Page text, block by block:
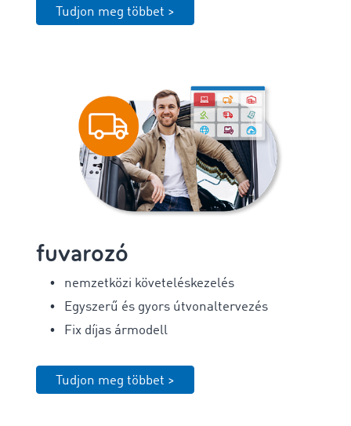
Tudjon meg többet >
fuvarozó
nemzetközi követeléskezelés
Egyszerű és gyors útvonaltervezés
Fix díjas ármodell
Tudjon meg többet >